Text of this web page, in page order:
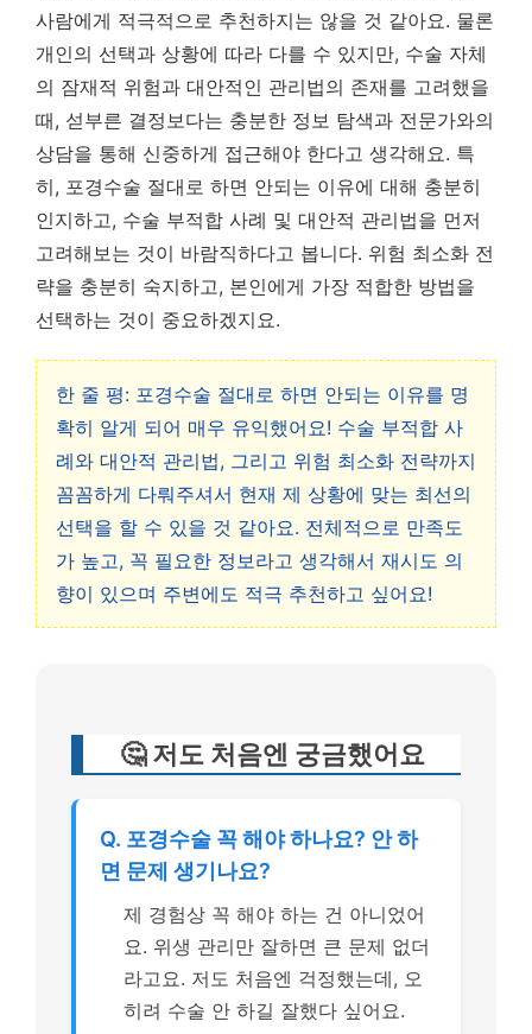
사람에게 적극적으로 추천하지는 않을 것 같아요. 물론
개인의 선택과 상황에 따라 다를 수 있지만, 수술 자체
의 잠재적 위험과 대안적인 관리법의 존재를 고려했을
때, 섣부른 결정보다는 충분한 정보 탐색과 전문가와의
상담을 통해 신중하게 접근해야 한다고 생각해요. 특
히, 포경수술 절대로 하면 안되는 이유에 대해 충분히
인지하고, 수술 부적합 사례 및 대안적 관리법을 먼저
고려해보는 것이 바람직하다고 봅니다. 위험 최소화 전
략을 충분히 숙지하고, 본인에게 가장 적합한 방법을
선택하는 것이 중요하겠지요.
한 줄 평: 포경수술 절대로 하면 안되는 이유를 명
확히 알게 되어 매우 유익했어요! 수술 부적합 사
례와 대안적 관리법, 그리고 위험 최소화 전략까지
꼼꼼하게 다뤄주셔서 현재 제 상황에 맞는 최선의
선택을 할 수 있을 것 같아요. 전체적으로 만족도
가 높고, 꼭 필요한 정보라고 생각해서 재시도 의
향이 있으며 주변에도 적극 추천하고 싶어요!
🤔 저도 처음엔 궁금했어요
Q. 포경수술 꼭 해야 하나요? 안 하
면 문제 생기나요?
제 경험상 꼭 해야 하는 건 아니었어
요. 위생 관리만 잘하면 큰 문제 없더
라고요. 저도 처음엔 걱정했는데, 오
히려 수술 안 하길 잘했다 싶어요.